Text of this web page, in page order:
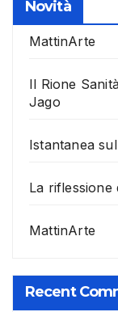
Novità
MattinArte
Il Rione
Jago
Istantanea
La riflessione
MattinArte
Recent